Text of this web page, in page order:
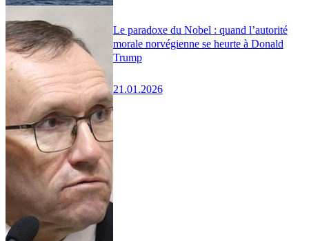
Le paradoxe du Nobel : quand l’autorité
morale norvégienne se heurte à Donald
Trump
21.01.2026